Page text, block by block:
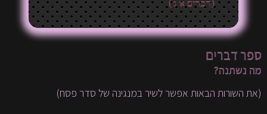
(דברים א' ג')
ספר דברים
מה נשתנה?
(את השורות הבאות אפשר לשיר במנגינה של סדר פסח)